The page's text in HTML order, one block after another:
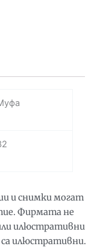
и снимки могат
Фирмата не
илюстративни
илюстративни.